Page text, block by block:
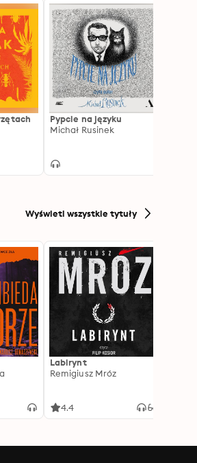
Pypcie na języku
Michał Rusinek
Wyświetl wszystkie tytuły
Labirynt
Remigiusz Mróz
4.4